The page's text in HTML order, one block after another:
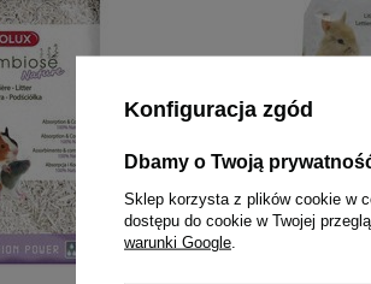
Konfiguracja zgód
Dbamy o Twoją
Sklep korzysta z plików cookie w
dostępu do cookie w Twojej
warunki Google